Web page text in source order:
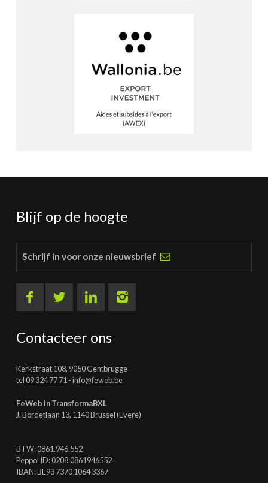
Blijf op de hoogte
Schrijf in voor onze nieuwsbrief
Contacteer ons
Kerkstraat 108, 9050 Gentbrugge
tel09 324 77 71-info@feweb.be
FeWeb in TransformaBXL
J. Bordetlaan 13, 1140 Brussel (Evere)
BTW: 0861.946.552
Peppol ID: 0208:0861946552
IBAN: BE93 7370 1064 3367